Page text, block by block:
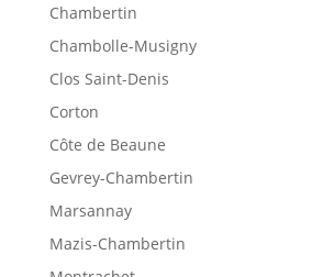
Chambertin
Chambolle-Musigny
Clos Saint-Denis
Corton
Côte de Beaune
Gevrey-Chambertin
Marsannay
Mazis-Chambertin